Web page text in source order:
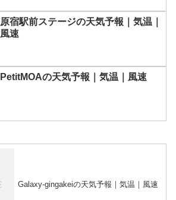
原宿駅前ステージの天気予報｜気温｜
風速
PetitMOAの天気予報｜気温｜風速
Galaxy-gingakeiの天気予報｜気温｜風速